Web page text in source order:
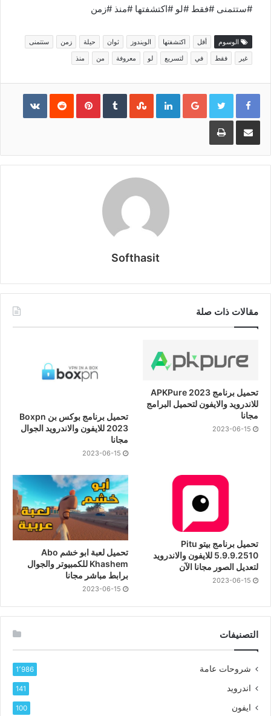
#ستتمنى #فقط #لو #اكتشفتها #منذ #زمن
الوسوم أقل اكتشفتها الويندوز ثوان حيلة زمن
ستتمنى
غير
فقط في لتسريع لو معروفة من منذ
Google+
LinkedIn
Pinterest
مشاركة عبر البريد طباعة
Softhasit
مقالات ذات صلة
تحميل برنامج APKPure 2023
للاندرويد والايفون لتحميل البرامج
مجانا
2023-06-15
تحميل برنامج بوكس بن Boxpn
2023 للايفون والاندرويد الجوال
مجانا
2023-06-15
تحميل برنامج بيتو Pitu
5.9.9.2510 للايفون والاندرويد
لتعديل الصور مجانا الآن
2023-06-15
تحميل لعبة ابو خشم Abo
Khashem للكمبيوتر والجوال
برابط مباشر مجانا
2023-06-15
التصنيفات
شروحات عامة 1٬986
اندرويد 141
ايفون 100